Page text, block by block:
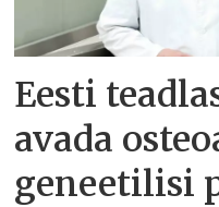
Eesti
avada
geneetilisi